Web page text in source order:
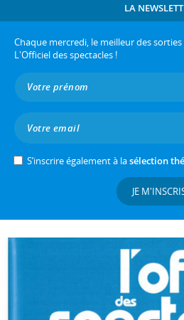
LA
Chaque mercredi, le meilleur des
L'Officiel des spectacles !
S’inscrire également à lasélection
JE